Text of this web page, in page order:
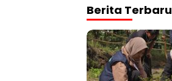
Berita Terbaru